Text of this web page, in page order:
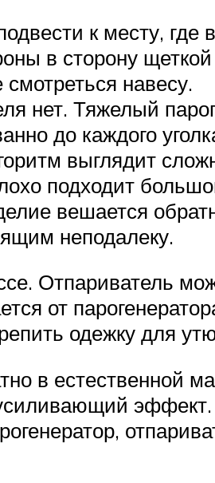
к месту,
в сторону
навесу.
нет. Тяжелый
до каждого
выглядит
подходит
вешается
неподалеку.
Отпариватель
от
одежку для
в естественной
эффект.